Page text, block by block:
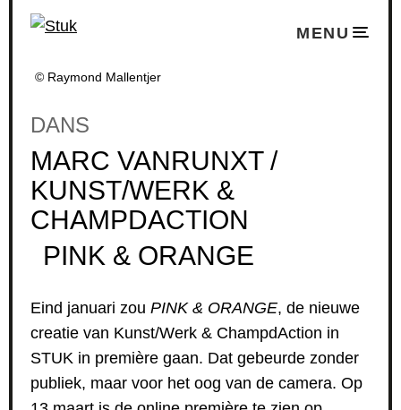
MENU
© Raymond Mallentjer
DANS
MARC VANRUNXT /
KUNST/WERK &
CHAMPDACTION
PINK & ORANGE
Eind januari zou PINK & ORANGE, de nieuwe
creatie van Kunst/Werk & ChampdAction in
STUK in première gaan. Dat gebeurde zonder
publiek, maar voor het oog van de camera. Op